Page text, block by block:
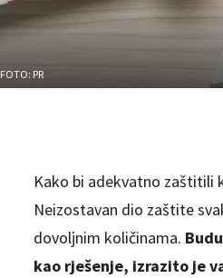
FOTO: PR
Kako bi adekvatno zaštitili
Neizostavan dio zaštite
dovoljnim količinama.
kao rješenje, izrazito je